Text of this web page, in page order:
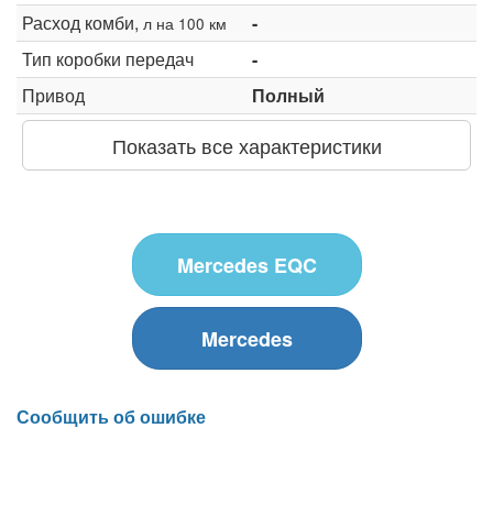
Расход комби, л на 100 км
-
Тип коробки передач
-
Привод
Полный
Показать все характеристики
Mercedes EQC
Mercedes
Сообщить об ошибке